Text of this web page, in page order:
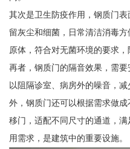
其次是卫生防疫作用，钢质门
留灰尘和细菌，日常清洁消毒
原体，符合对无菌环境的要求，
再者，钢质门的隔音效果，需
以阻隔诊室、病房外的噪音，
外，钢质门还可以根据需求做
移门，适配不同尺寸的通道，
用需求，是建筑中的重要设施。